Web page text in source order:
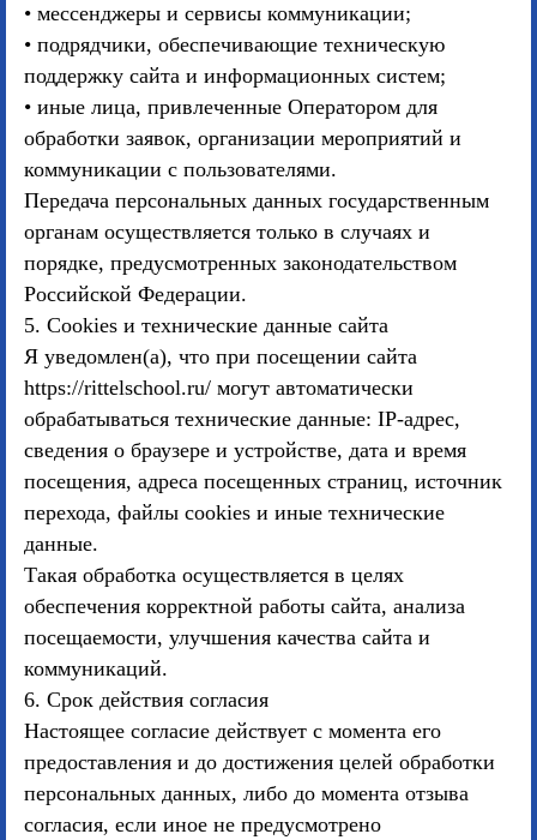
• мессенджеры и сервисы коммуникации;
• подрядчики, обеспечивающие техническую
поддержку сайта и информационных систем;
• иные лица, привлеченные Оператором для
обработки заявок, организации мероприятий и
коммуникации с пользователями.
Передача персональных данных государственным
органам осуществляется только в случаях и
порядке, предусмотренных законодательством
Российской Федерации.
5. Cookies и технические данные сайта
Я уведомлен(а), что при посещении сайта
https://rittelschool.ru/ могут автоматически
обрабатываться технические данные: IP-адрес,
сведения о браузере и устройстве, дата и время
посещения, адреса посещенных страниц, источник
перехода, файлы cookies и иные технические
данные.
Такая обработка осуществляется в целях
обеспечения корректной работы сайта, анализа
посещаемости, улучшения качества сайта и
коммуникаций.
6. Срок действия согласия
Настоящее согласие действует с момента его
предоставления и до достижения целей обработки
персональных данных, либо до момента отзыва
согласия, если иное не предусмотрено